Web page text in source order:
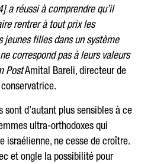
a réussi à comprendre qu’il
rentrer à tout prix les
jeunes filles dans un système
correspond pas à leurs valeurs
PostAmital Bareli, directeur de
d’autant plus sensibles à ce
ultra-orthodoxes qui
israélienne, ne cesse de croître.
et ongle la possibilité pour